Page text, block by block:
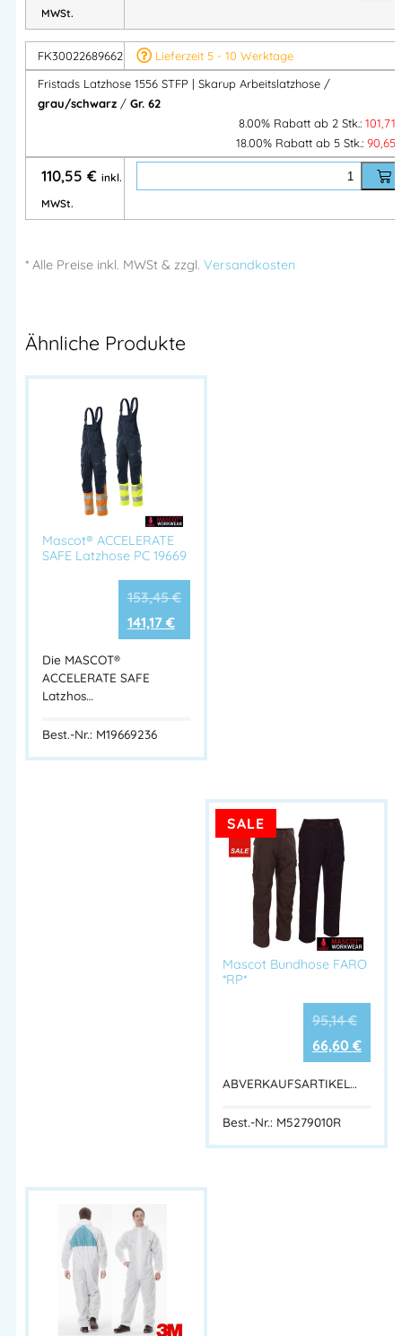
MWSt.
FK30022689662
Lieferzeit 5 - 10 Werktage
Fristads Latzhose 1556 STFP | Skarup Arbeitslatzhose /
grau/schwarz/ Gr. 62
8.00% Rabatt ab 2 Stk.: 101,71
18.00% Rabatt ab 5 Stk.: 90,65
110,55 € inkl.
MWSt.
* Alle Preise inkl. MWSt & zzgl. Versandkosten
Ähnliche Produkte
Mascot® ACCELERATE
SAFE Latzhose PC 19669
153,45€
141,17 €
Die MASCOT®
ACCELERATE SAFE
Latzhos…
Best.-Nr.: M19669236
SALE
Mascot Bundhose FARO
*RP*
95,14€
66,60 €
ABVERKAUFSARTIKEL…
Best.-Nr.: M5279010R